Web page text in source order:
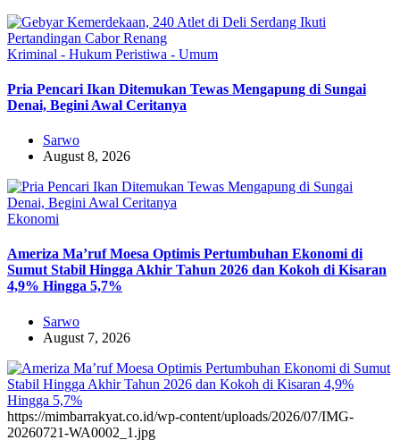
Kriminal - Hukum Peristiwa - Umum
Pria Pencari Ikan Ditemukan Tewas Mengapung di Sungai
Denai, Begini Awal Ceritanya‎
Sarwo
August 8, 2026
Ekonomi
Ameriza Ma’ruf Moesa‎ Optimis Pertumbuhan Ekonomi di
Sumut Stabil Hingga Akhir Tahun 2026 dan Kokoh di Kisaran
4,9% Hingga 5,7%
Sarwo
August 7, 2026
https://mimbarrakyat.co.id/wp-content/uploads/2026/07/IMG-
20260721-WA0002_1.jpg